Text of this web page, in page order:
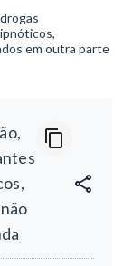
em outra parte